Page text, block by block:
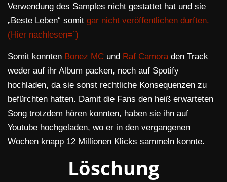
Verwendung des Samples nicht gestattet hat und sie
„Beste Leben“ somit gar nicht veröffentlichen durften.
(Hier nachlesen=´)
Somit konnten Bonez MC und Raf Camoraden Track
weder auf ihr Album packen, noch auf Spotify
hochladen, da sie sonst rechtliche Konsequenzen zu
befürchten hatten. Damit die Fans den heiß erwarteten
Song trotzdem hören konnten, haben sie ihn auf
Youtube hochgeladen, wo er in den vergangenen
Wochen knapp 12 Millionen Klicks sammeln konnte.
Löschung